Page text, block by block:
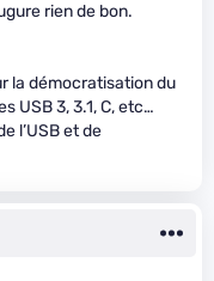
rien de bon.
la démocratisation du
USB 3, 3.1, C, etc…
l’USB et de